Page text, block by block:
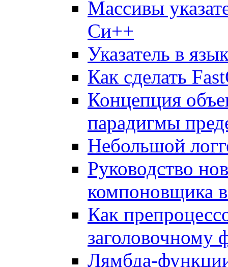
Массивы
Си++
Указатель в
Как сделать
Концепция
парадигмы
Небольшой
Руководство
компоновщика
Как
заголовочному
Лямбда-